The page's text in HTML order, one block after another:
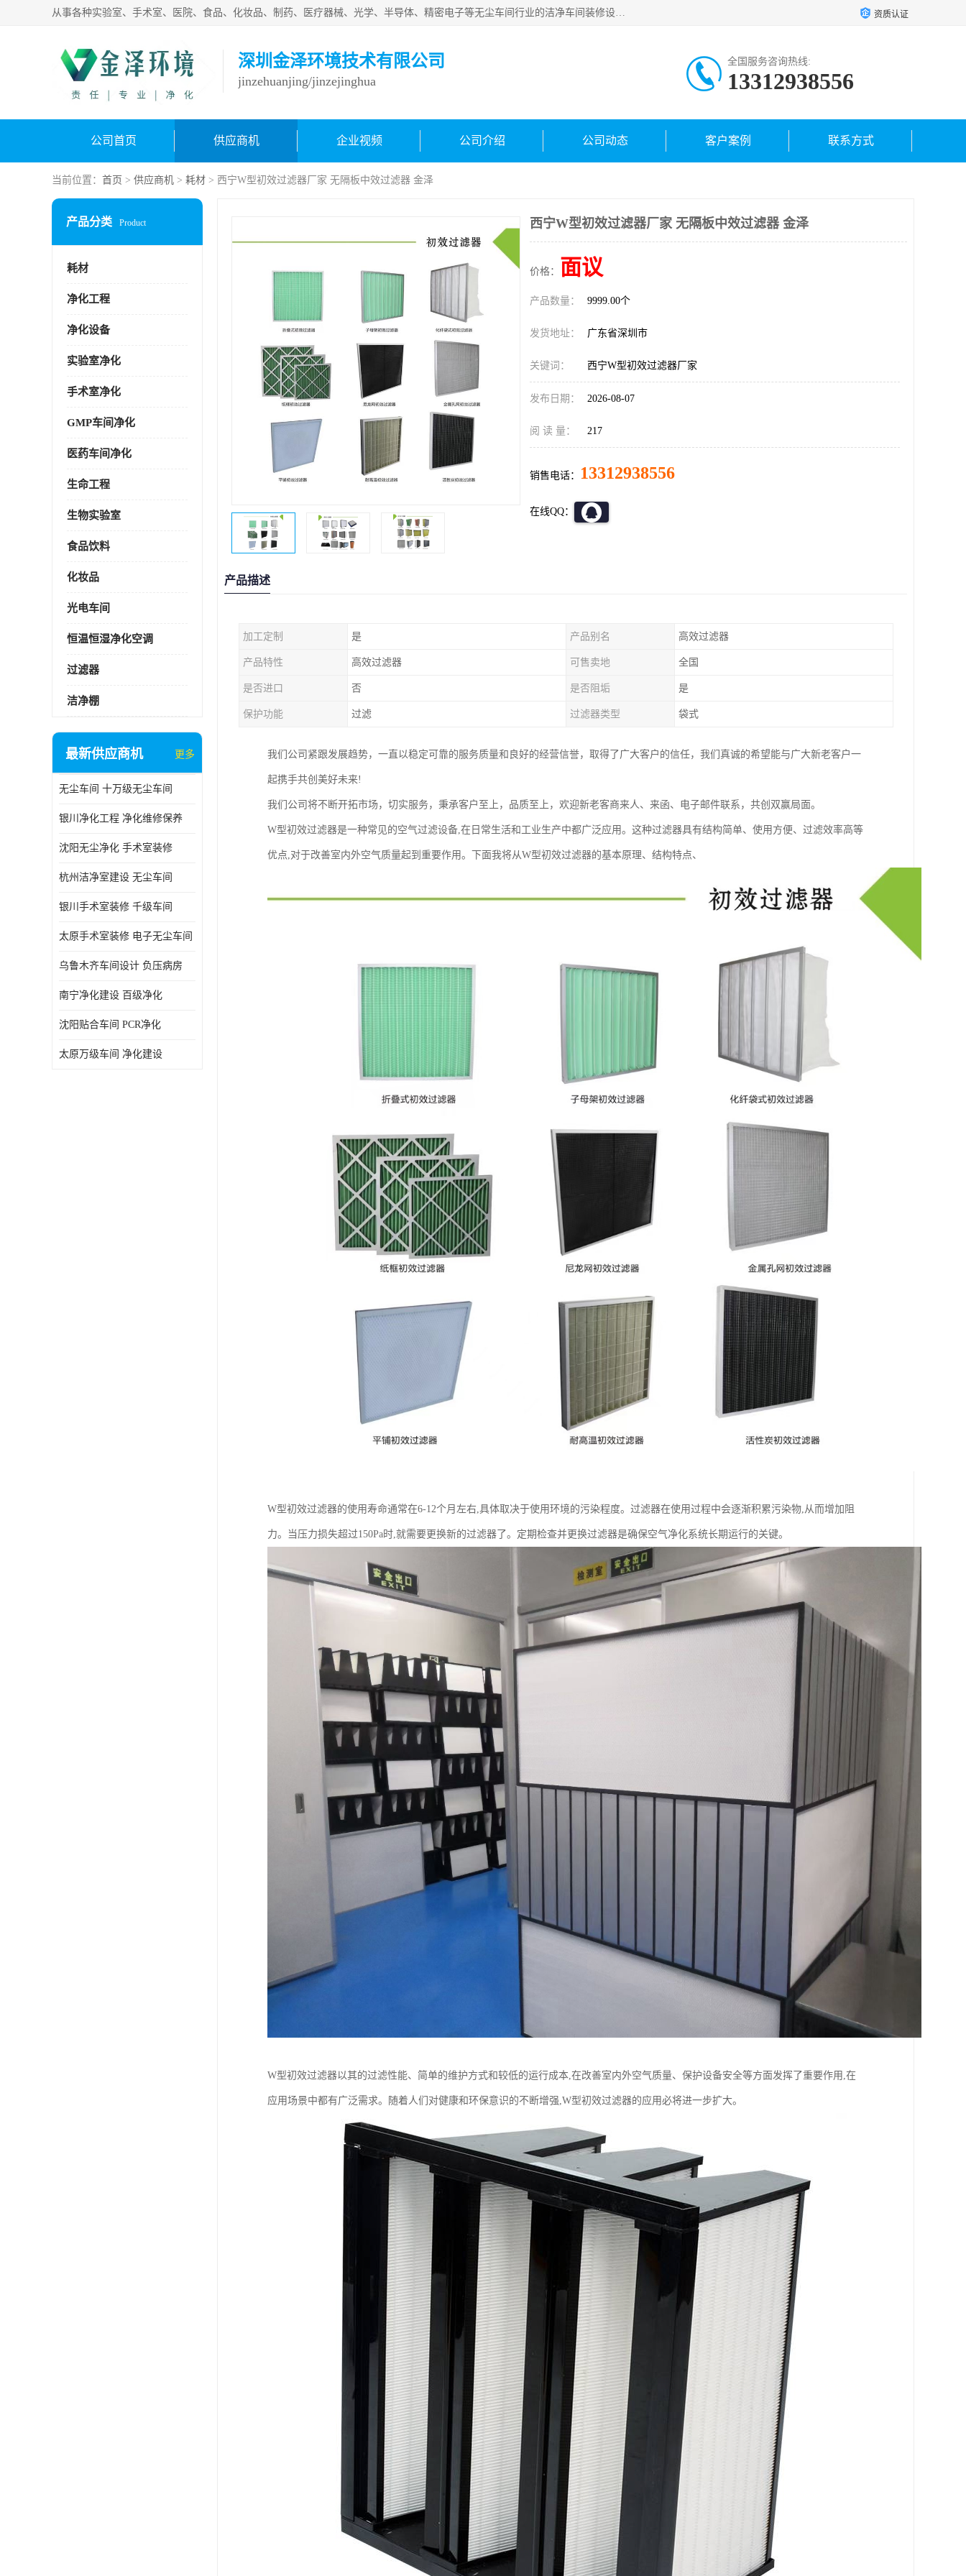
从事各种实验室、手术室、医院、食品、化妆品、制药、医疗器械、光学、半导体、精密电子等无尘车间行业的洁净车间装修设计、净化设备、恒温恒湿空调的设计制作与安装、净化系统工程项目施工及其技术支持服务。 资质认证
深圳金泽环境技术有限公司
jinzehuanjing/jinzejinghua
全国服务咨询热线:
13312938556
公司首页 供应商机 企业视频 公司介绍 公司动态 客户案例 联系方式
当前位置： 首页 > 供应商机 > 耗材 > 西宁W型初效过滤器厂家 无隔板中效过滤器 金泽
产品分类 Product
耗材
净化工程
净化设备
实验室净化
手术室净化
GMP车间净化
医药车间净化
生命工程
生物实验室
食品饮料
化妆品
光电车间
恒温恒湿净化空调
过滤器
洁净棚
最新供应商机 更多
无尘车间 十万级无尘车间
银川净化工程 净化维修保养
沈阳无尘净化 手术室装修
杭州洁净室建设 无尘车间
银川手术室装修 千级车间
太原手术室装修 电子无尘车间
乌鲁木齐车间设计 负压病房
南宁净化建设 百级净化
沈阳贴合车间 PCR净化
太原万级车间 净化建设
西宁W型初效过滤器厂家 无隔板中效过滤器 金泽
价格： 面议
产品数量： 9999.00个
发货地址： 广东省深圳市
关键词： 西宁W型初效过滤器厂家
发布日期： 2026-08-07
阅 读 量： 217
销售电话： 13312938556
在线QQ：
产品描述
加工定制 是 产品别名 高效过滤器
产品特性 高效过滤器 可售卖地 全国
是否进口 否 是否阻垢 是
保护功能 过滤 过滤器类型 袋式
我们公司紧跟发展趋势，一直以稳定可靠的服务质量和良好的经营信誉，取得了广大客户的信任，我们真诚的希望能与广大新老客户一
起携手共创美好未来!
我们公司将不断开拓市场，切实服务，秉承客户至上，品质至上，欢迎新老客商来人、来函、电子邮件联系，共创双赢局面。
W型初效过滤器是一种常见的空气过滤设备,在日常生活和工业生产中都广泛应用。这种过滤器具有结构简单、使用方便、过滤效率高等
优点,对于改善室内外空气质量起到重要作用。下面我将从W型初效过滤器的基本原理、结构特点、
W型初效过滤器的使用寿命通常在6-12个月左右,具体取决于使用环境的污染程度。过滤器在使用过程中会逐渐积累污染物,从而增加阻
力。当压力损失超过150Pa时,就需要更换新的过滤器了。定期检查并更换过滤器是确保空气净化系统长期运行的关键。
W型初效过滤器以其的过滤性能、简单的维护方式和较低的运行成本,在改善室内外空气质量、保护设备安全等方面发挥了重要作用,在
应用场景中都有广泛需求。随着人们对健康和环保意识的不断增强,W型初效过滤器的应用必将进一步扩大。